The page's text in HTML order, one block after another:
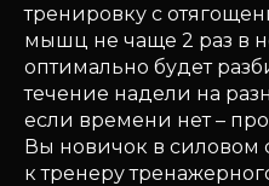
тренировку с
мышц не чаще 2 раз в
оптимально будет
течение надели на
если времени нет –
Вы новичок в силовом
к тренеру